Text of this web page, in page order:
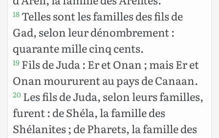
18 Telles sont les familles des fils de
Gad, selon leur dénombrement :
quarante mille cinq cents.
19 Fils de Juda : Er et Onan ; mais Er et
Onan moururent au pays de Canaan.
20 Les fils de Juda, selon leurs familles,
furent : de Shéla, la famille des
Shélanites ; de Pharets, la famille des